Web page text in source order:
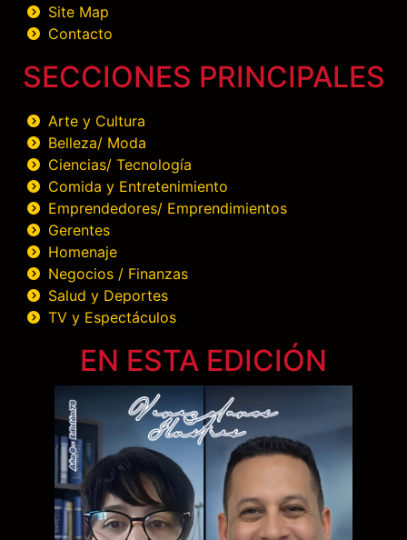
Site Map
Contacto
SECCIONES PRINCIPALES
Arte y Cultura
Belleza/ Moda
Ciencias/ Tecnología
Comida y Entretenimiento
Emprendedores/ Emprendimientos
Gerentes
Homenaje
Negocios / Finanzas
Salud y Deportes
TV y Espectáculos
EN ESTA EDICIÓN